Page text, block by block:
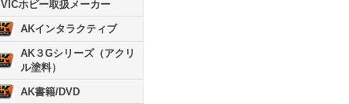
VICホビー取扱メーカー
AKインタラクティブ
AK３Gシリーズ（アクリ
ル塗料）
AK書籍/DVD